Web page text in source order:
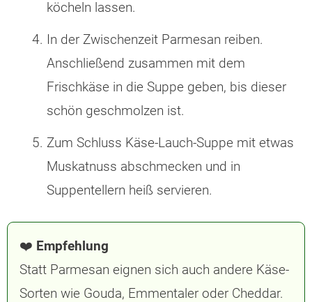
köcheln lassen.
In der Zwischenzeit Parmesan reiben.
Anschließend zusammen mit dem
Frischkäse in die Suppe geben, bis dieser
schön geschmolzen ist.
Zum Schluss Käse-Lauch-Suppe mit etwas
Muskatnuss abschmecken und in
Suppentellern heiß servieren.
❤️ Empfehlung
Statt Parmesan eignen sich auch andere Käse-
Sorten wie Gouda, Emmentaler oder Cheddar.